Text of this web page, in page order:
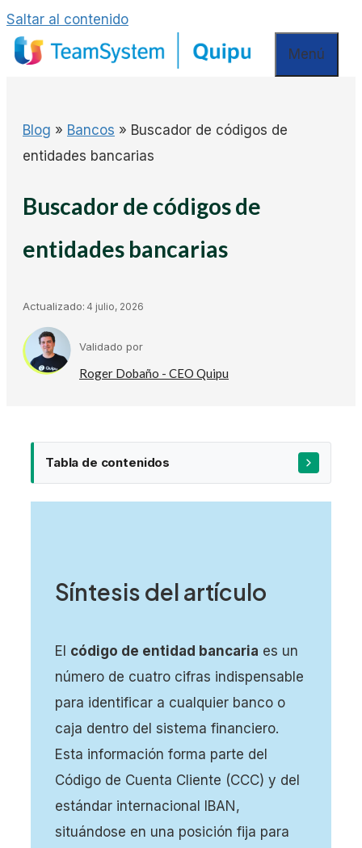
Saltar al contenido
Menú
Blog » Bancos » Buscador de códigos de
entidades bancarias
Buscador de códigos de
entidades bancarias
Actualizado: 4 julio, 2026
Validado por
Roger Dobaño - CEO Quipu
Tabla de contenidos
del número de cuenta (IBAN y CCC)
¿Cómo saber el código de la entidad bancaria?
¿Qué es el código IBAN y la entidad?
¿Cuál es el código de la entidad?
Síntesis del artículo
El código de entidad bancaria es un
número de cuatro cifras indispensable
para identificar a cualquier banco o
caja dentro del sistema financiero.
Esta información forma parte del
Código de Cuenta Cliente (CCC) y del
estándar internacional IBAN,
situándose en una posición fija para